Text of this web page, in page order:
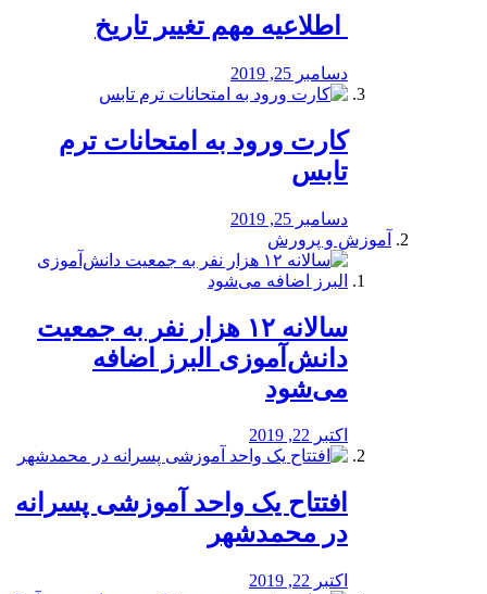
️ اطلاعیه مهم تغییر تاریخ
دسامبر 25, 2019
کارت ورود به امتحانات ترم
تابس
دسامبر 25, 2019
آموزش و پرورش
️سالانه ۱۲ هزار نفر به جمعیت
دانش‌آموزی البرز اضافه
می‌شود
اکتبر 22, 2019
افتتاح یک واحد آموزشی پسرانه
در محمدشهر
اکتبر 22, 2019